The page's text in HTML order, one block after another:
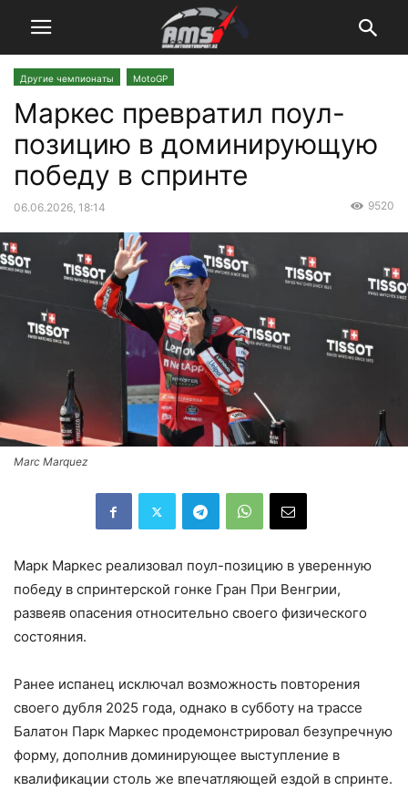
Другие чемпионаты MotoGP
Маркес превратил поул-
позицию в доминирующую
победу в спринте
06.06.2026, 18:14 9520
Marc Marquez
Марк Маркес реализовал поул-позицию в уверенную
победу в спринтерской гонке Гран При Венгрии,
развеяв опасения относительно своего физического
состояния.
Ранее испанец исключал возможность повторения
своего дубля 2025 года, однако в субботу на трассе
Балатон Парк Маркес продемонстрировал безупречную
форму, дополнив доминирующее выступление в
квалификации столь же впечатляющей ездой в спринте.